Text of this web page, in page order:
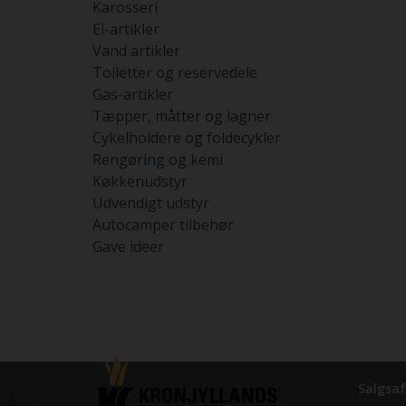
Karosseri
El-artikler
Vand artikler
Toiletter og reservedele
Gas-artikler
Tæpper, måtter og lagner
Cykelholdere og foldecykler
Rengøring og kemi
Køkkenudstyr
Udvendigt udstyr
Autocamper tilbehør
Gave ideer